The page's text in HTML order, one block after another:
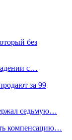
без
с…
за 99
седьмую…
компенсацию…